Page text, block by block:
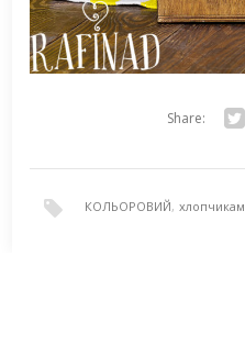
Share:
КОЛЬОРОВИЙ, хлопчикам